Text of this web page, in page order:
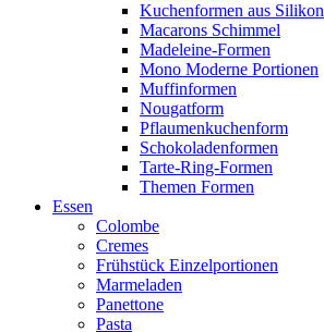
Kuchenformen aus Silikon
Macarons Schimmel
Madeleine-Formen
Mono Moderne Portionen
Muffinformen
Nougatform
Pflaumenkuchenform
Schokoladenformen
Tarte-Ring-Formen
Themen Formen
Essen
Colombe
Cremes
Frühstück Einzelportionen
Marmeladen
Panettone
Pasta